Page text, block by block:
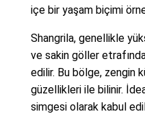
içe bir yaşam biçimi
Shangrila, genellikle
ve sakin göller
edilir. Bu bölge, zengin
güzellikleri ile bilinir.
simgesi olarak kabul